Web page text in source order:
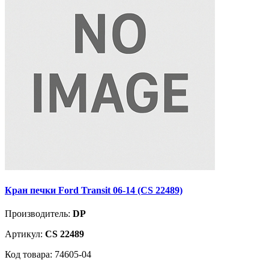
Кран печки Ford Transit 06-14 (CS 22489)
Производитель: DP
Артикул: CS 22489
Код товара: 74605-04